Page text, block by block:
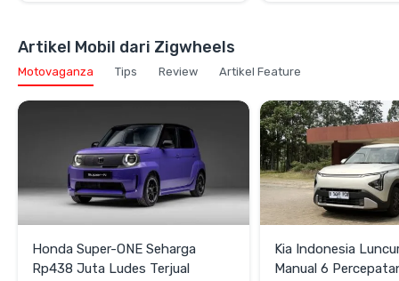
Artikel Mobil dari Zigwheels
Motovaganza Tips Review Artikel Feature
Honda Super-ONE Seharga
Rp438 Juta Ludes Terjual
Kia Indonesia
Manual 6